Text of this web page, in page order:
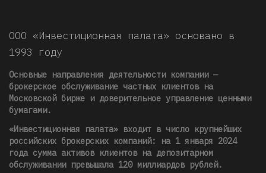
ООО «Инвестиционная палата» основано в
1993 году
Основные направления деятельности компании —
брокерское обслуживание частных клиентов на
Московской бирже и доверительное управление ценными
бумагами.
«Инвестиционная палата» входит в число крупнейших
российских брокерских компаний: на 1 января 2024
года сумма активов клиентов на депозитарном
обслуживании превышала 120 миллиардов рублей.